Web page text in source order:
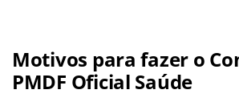
Motivos para fazer o
PMDF Oficial Saúde